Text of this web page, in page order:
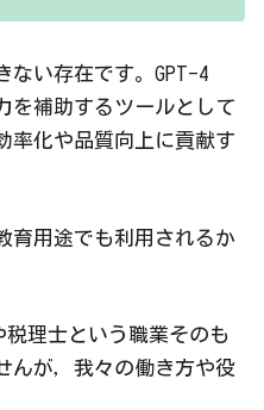
ない存在です。GPT-4
を補助するツールとして
率化や品質向上に貢献す
育用途でも利用されるか
税理士という職業そのも
んが，我々の働き方や役